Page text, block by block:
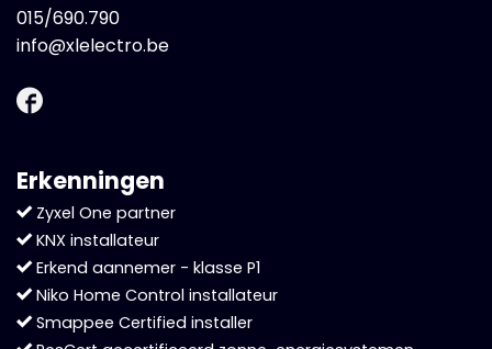
015/690.790
info@xlelectro.be
Erkenningen
Zyxel One partner
KNX installateur
Erkend aannemer - klasse P1
Niko Home Control installateur
Smappee Certified installer